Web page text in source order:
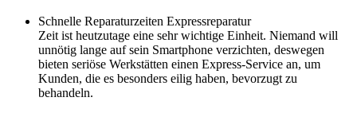
Schnelle Reparaturzeiten Expressreparatur
Zeit ist heutzutage eine sehr wichtige Einheit. Niemand will
unnötig lange auf sein Smartphone verzichten, deswegen
bieten seriöse Werkstätten einen Express-Service an, um
Kunden, die es besonders eilig haben, bevorzugt zu
behandeln.